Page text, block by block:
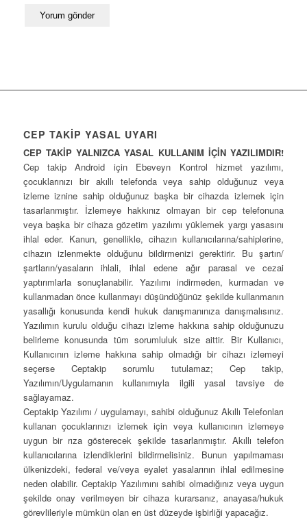
CEP TAKİP YASAL UYARI
CEP TAKİP YALNIZCA YASAL KULLANIM İÇİN YAZILIMDIR!
Cep takip Android için Ebeveyn Kontrol hizmet yazılımı,
çocuklarınızı bir akıllı telefonda veya sahip olduğunuz veya
izleme iznine sahip olduğunuz başka bir cihazda izlemek için
tasarlanmıştır. İzlemeye hakkınız olmayan bir cep telefonuna
veya başka bir cihaza gözetim yazılımı yüklemek yargı yasasını
ihlal eder. Kanun, genellikle, cihazın kullanıcılarına/sahiplerine,
cihazın izlenmekte olduğunu bildirmenizi gerektirir. Bu şartın/
şartların/yasaların ihlali, ihlal edene ağır parasal ve cezai
yaptırımlarla sonuçlanabilir. Yazılımı indirmeden, kurmadan ve
kullanmadan önce kullanmayı düşündüğünüz şekilde kullanmanın
yasallığı konusunda kendi hukuk danışmanınıza danışmalısınız.
Yazılımın kurulu olduğu cihazı izleme hakkına sahip olduğunuzu
belirleme konusunda tüm sorumluluk size aittir. Bir Kullanıcı,
Kullanıcının izleme hakkına sahip olmadığı bir cihazı izlemeyi
seçerse Ceptakip sorumlu tutulamaz; Cep takip,
Yazılımın/Uygulamanın kullanımıyla ilgili yasal tavsiye de
sağlayamaz.
Ceptakip Yazılımı / uygulamayı, sahibi olduğunuz Akıllı Telefonları
kullanan çocuklarınızı izlemek için veya kullanıcının izlemeye
uygun bir rıza gösterecek şekilde tasarlanmıştır. Akıllı telefon
kullanıcılarına izlendiklerini bildirmelisiniz. Bunun yapılmaması
ülkenizdeki, federal ve/veya eyalet yasalarının ihlal edilmesine
neden olabilir. Ceptakip Yazılımını sahibi olmadığınız veya uygun
şekilde onay verilmeyen bir cihaza kurarsanız, anayasa/hukuk
görevlileriyle mümkün olan en üst düzeyde işbirliği yapacağız.